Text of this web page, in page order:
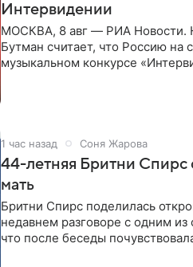
Интервидении
МОСКВА, 8 авг — РИА Новости.
Бутман считает, что Россию
музыкальном конкурсе
1 час назад Соня Жарова
44-летняя Бритни Спирс
мать
Бритни Спирс поделилась
недавнем разговоре с одним
что после беседы